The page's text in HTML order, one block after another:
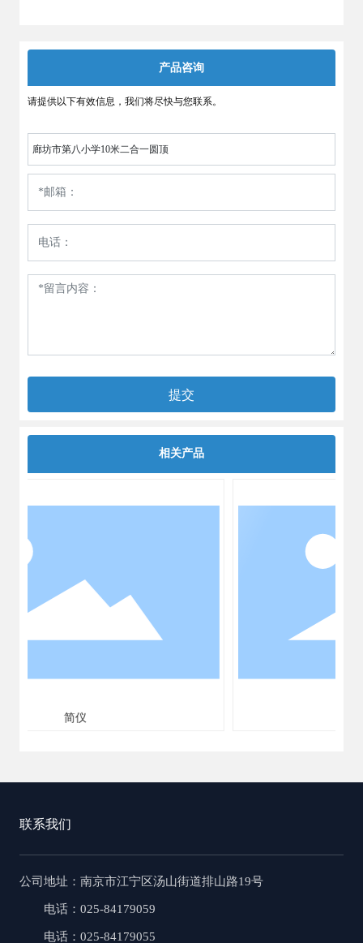
产品咨询
请提供以下有效信息，我们将尽快与您联系。
廊坊市第八小学10米二合一圆顶
提交
相关产品
联系我们
公司地址 ：南京市江宁区汤山街道排山路19号
电话：025-84179059
电话：025-84179055